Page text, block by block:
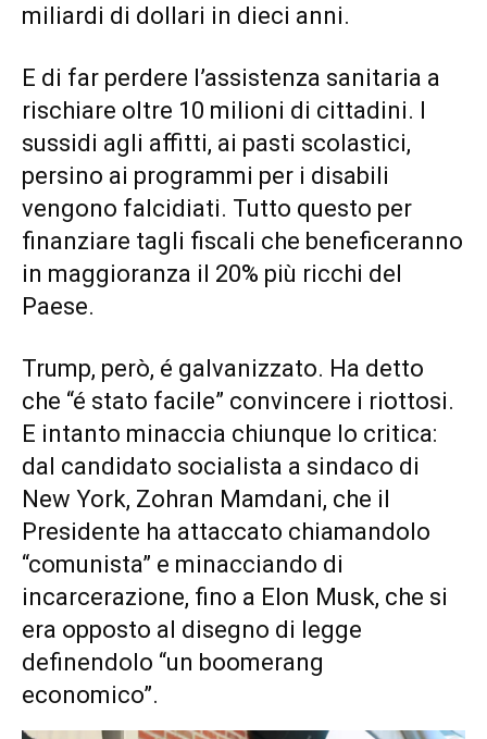
miliardi di dollari in dieci anni.
E di far perdere l’assistenza sanitaria a
rischiare oltre 10 milioni di cittadini. I
sussidi agli affitti, ai pasti scolastici,
persino ai programmi per i disabili
vengono falcidiati. Tutto questo per
finanziare tagli fiscali che beneficeranno
in maggioranza il 20% più ricchi del
Paese.
Trump, però, é galvanizzato. Ha detto
che “é stato facile” convincere i riottosi.
E intanto minaccia chiunque lo critica:
dal candidato socialista a sindaco di
New York, Zohran Mamdani, che il
Presidente ha attaccato chiamandolo
“comunista” e minacciando di
incarcerazione, fino a Elon Musk, che si
era opposto al disegno di legge
definendolo “un boomerang
economico”.